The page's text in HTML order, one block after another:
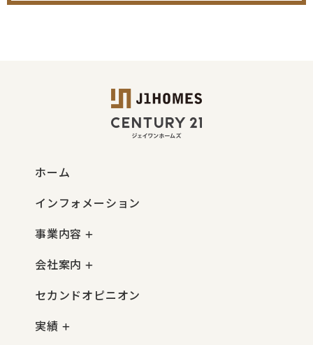
ホーム
インフォメーション
事業内容
会社案内
セカンドオピニオン
実績